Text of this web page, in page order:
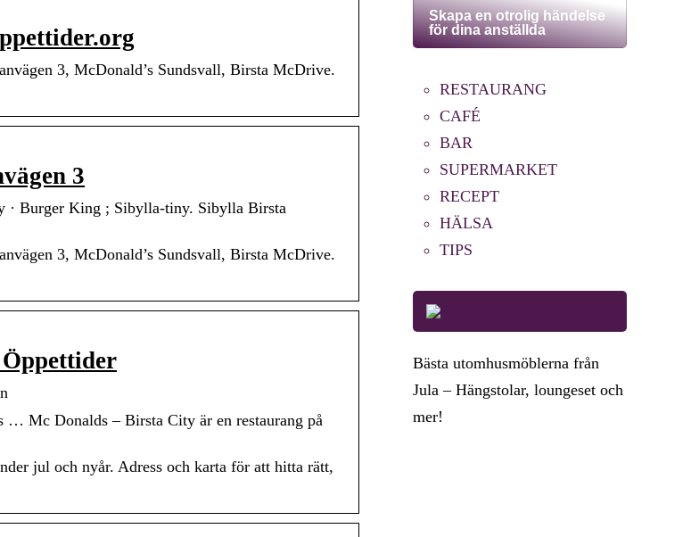
3, McDonald’s Sundsvall, Birsta McDrive.
3
· Burger King ; Sibylla-tiny. Sibylla Birsta
3, McDonald’s Sundsvall, Birsta McDrive.
… Mc Donalds – Birsta City är en restaurang på
jul och nyår. Adress och karta för att hitta rätt,
Skapa en otrolig händelse
för dina anställda
RESTAURANG
CAFÉ
BAR
SUPERMARKET
RECEPT
HÄLSA
TIPS
Bästa utomhusmöblerna från
Jula – Hängstolar, loungeset och
mer!